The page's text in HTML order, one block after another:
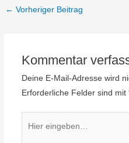
← Vorheriger Beitrag
Kommentar
Deine E-Mail-Adresse wird
Erforderliche Felder sind mit
eingeben…